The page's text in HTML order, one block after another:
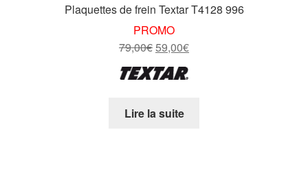
Plaquettes de frein Textar T4128 996
PROMO
79,00€Le
prix
initial
79,00€.
59,00€Le
Lire la suite